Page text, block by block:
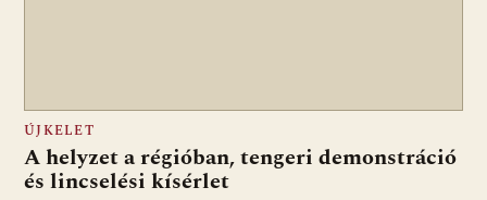
ÚJKELET
A helyzet a régióban, tengeri demonstráció
és lincselési kísérlet